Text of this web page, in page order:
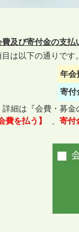
及び寄付金の支払
は以下の通りです。
年会
寄
詳細は『会費・募金
を払う】
、 寄付